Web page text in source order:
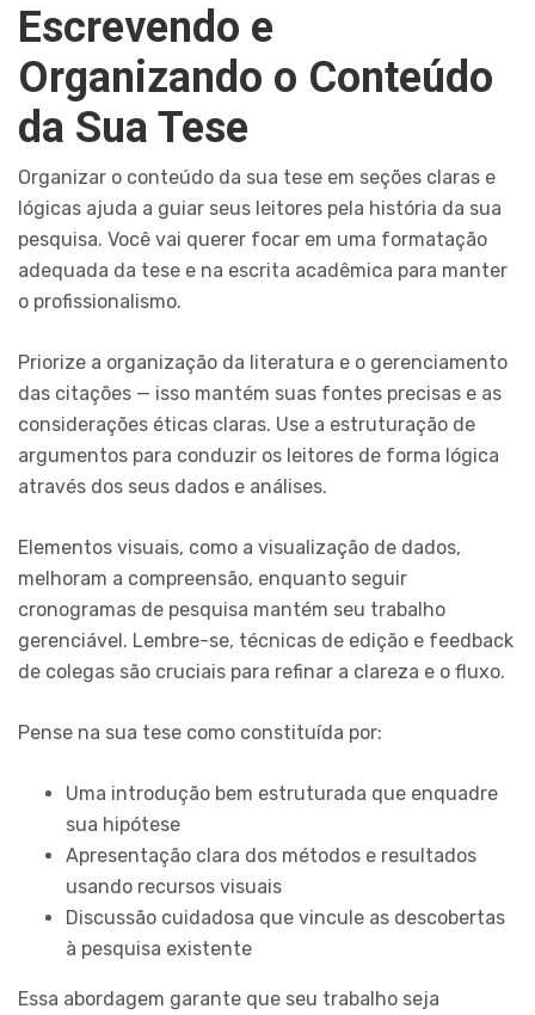
Escrevendo e
Organizando o Conteúdo
da Sua Tese
Organizar o conteúdo da sua tese em seções claras e
lógicas ajuda a guiar seus leitores pela história da sua
pesquisa. Você vai querer focar em uma formatação
adequada da tese e na escrita acadêmica para manter
o profissionalismo.
Priorize a organização da literatura e o gerenciamento
das citações — isso mantém suas fontes precisas e as
considerações éticas claras. Use a estruturação de
argumentos para conduzir os leitores de forma lógica
através dos seus dados e análises.
Elementos visuais, como a visualização de dados,
melhoram a compreensão, enquanto seguir
cronogramas de pesquisa mantém seu trabalho
gerenciável. Lembre-se, técnicas de edição e feedback
de colegas são cruciais para refinar a clareza e o fluxo.
Pense na sua tese como constituída por:
Uma introdução bem estruturada que enquadre
sua hipótese
Apresentação clara dos métodos e resultados
usando recursos visuais
Discussão cuidadosa que vincule as descobertas
à pesquisa existente
Essa abordagem garante que seu trabalho seja